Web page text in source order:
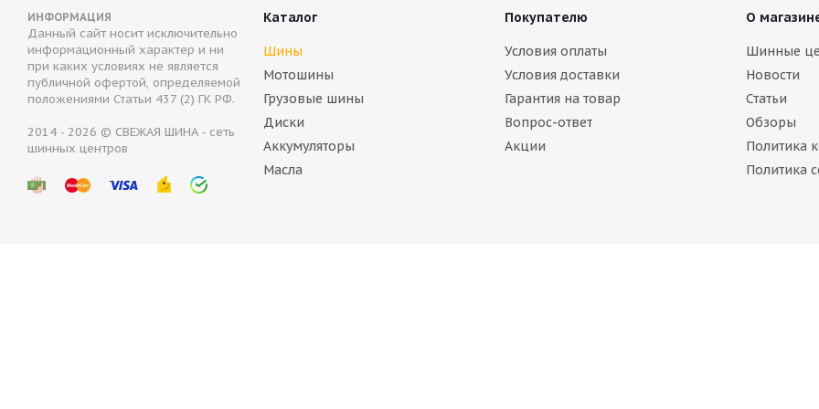
ARIVO ICE CLAW ARW4 205/65 R15 94T
ИНФОРМАЦИЯ
Данный сайт носит исключительно
информационный характер и ни
при каких условиях не является
публичной офертой, определяемой
положениями Статьи 437 (2) ГК РФ.
2014 - 2026 © СВЕЖАЯ ШИНА - сеть
шинных центров
Каталог
Шины
Мотошины
Грузовые шины
Диски
Аккумуляторы
Масла
Покупателю
Условия оплаты
Условия доставки
Гарантия на товар
Вопрос-ответ
Акции
О
Шинные
Новости
Статьи
Обзоры
Политика
Политика